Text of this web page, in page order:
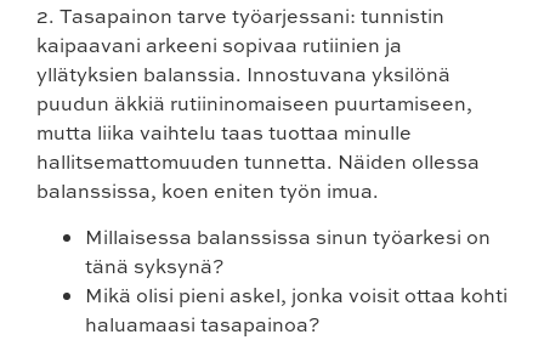
2. Tasapainon tarve työarjessani: tunnistin
kaipaavani arkeeni sopivaa rutiinien ja
yllätyksien balanssia. Innostuvana yksilönä
puudun äkkiä rutiininomaiseen puurtamiseen,
mutta liika vaihtelu taas tuottaa minulle
hallitsemattomuuden tunnetta. Näiden ollessa
balanssissa, koen eniten työn imua.
Millaisessa balanssissa sinun työarkesi on
tänä syksynä?
Mikä olisi pieni askel, jonka voisit ottaa kohti
haluamaasi tasapainoa?